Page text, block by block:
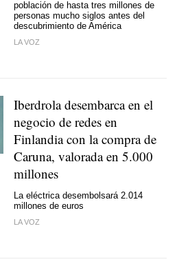
población de hasta tres millones de
personas mucho siglos antes del
descubrimiento de América
LA VOZ
Iberdrola desembarca en el
negocio de redes en
Finlandia con la compra de
Caruna, valorada en 5.000
millones
La eléctrica desembolsará 2.014
millones de euros
LA VOZ